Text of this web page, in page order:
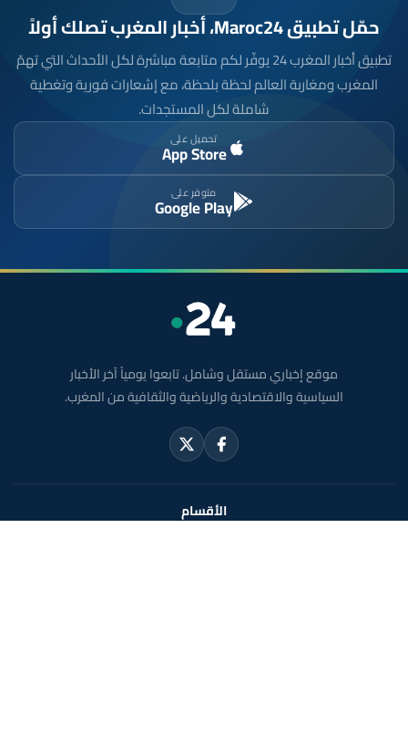
حمّل تطبيق Maroc24، أخبار المغرب تصلك أولاً
تطبيق أخبار المغرب 24 يوفّر لكم متابعة مباشرة لكل الأحداث التي تهمّ
المغرب ومغاربة العالم لحظة بلحظة، مع إشعارات فورية وتغطية
شاملة لكل المستجدات.
تحميل على
App Store
متوفر على
Google Play
موقع إخباري مستقل وشامل. تابعوا يومياً آخر الأخبار
السياسية والاقتصادية والرياضية والثقافية من المغرب.
الأقسام